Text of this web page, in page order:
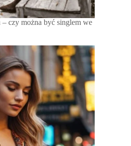
czy można być singlem we